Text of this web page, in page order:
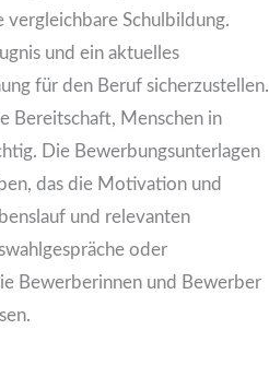
vergleichbare Schulbildung.
und ein aktuelles
für den Beruf sicherzustellen.
Bereitschaft, Menschen in
Die Bewerbungsunterlagen
das die Motivation und
und relevanten
oder
Bewerberinnen und Bewerber